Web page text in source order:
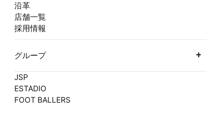
沿革
店舗一覧
採用情報
グループ
JSP
ESTADIO
FOOT BALLERS